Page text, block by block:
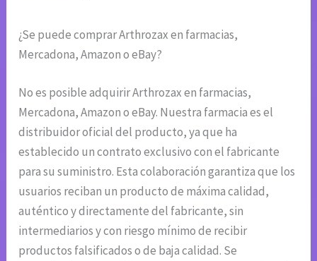
¿Se puede comprar Arthrozax en farmacias,
Mercadona, Amazon o eBay?
No es posible adquirir Arthrozax en farmacias,
Mercadona, Amazon o eBay. Nuestra farmacia es el
distribuidor oficial del producto, ya que ha
establecido un contrato exclusivo con el fabricante
para su suministro. Esta colaboración garantiza que los
usuarios reciban un producto de máxima calidad,
auténtico y directamente del fabricante, sin
intermediarios y con riesgo mínimo de recibir
productos falsificados o de baja calidad. Se